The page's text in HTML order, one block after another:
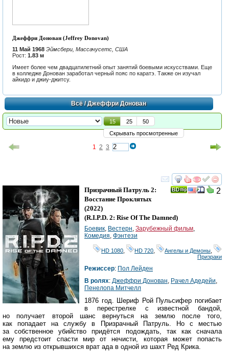
Джеффри Донован (Jeffrey Donovan)
11 Май 1968 Эймсбери, Массачусетс, США
Рост: 1.83 м
Имеет более чем двадцатилетний опыт занятий боевыми искусствами. Еще
в колледже Донован заработал черный пояс по каратэ. Также он изучал
айкидо и джиу-джитсу.
Всё/ Джеффри Донован
15 25
50
Скрывать просмотренные
1 2 3
смотреть
2
Призрачный Патруль 2:
Восстание Проклятых
(2022)
(R.I.P.D. 2: Rise Of The Damned)
Боевик Вестерн Зарубежный фильм
Комедия Фэнтези
HD 1080 HD 720 Ангелы и Демоны
Призраки
Режиссер: Пол Лейден
В ролях: Джеффри Донован Рачел Адедейи
Пенелопа Митчелл
1876 год. Шериф Рой Пульсифер погибает
в перестрелке с известной бандой,
но получает второй шанс вернуться на землю после того,
как попадает на службу в Призрачный Патруль. Но с местью
за собственное убийство придётся подождать, так как сначала
ему предстоит спасти мир от нечисти, которая может попасть
на землю из открывшихся врат ада в одной из шахт Ред Крика.